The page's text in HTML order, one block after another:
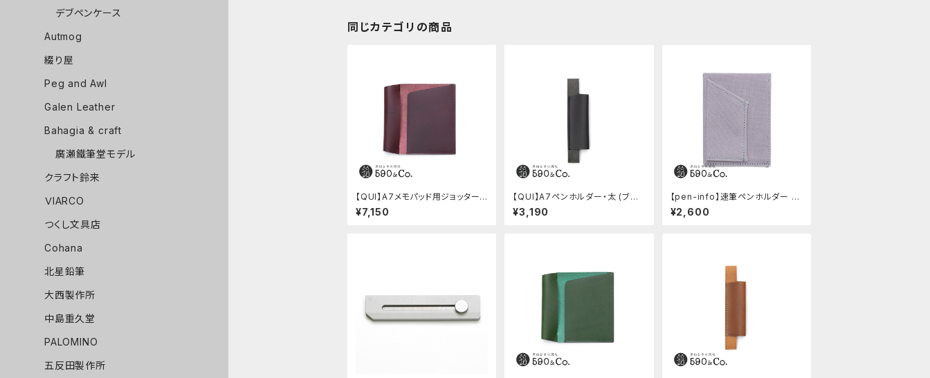
同じカテゴリの商品
【QUI】A7メモパッド用ジョッター・
ブッテーロ (ワイン)
¥7,150
【QUI】A7ペンホルダー・太 (ブラッ
ク)
¥3,190
【pen-info】速筆ペンホルダー A
7ノート＆メモ (ペールグレー)
¥2,600
デブペンケース
Autmog
綴り屋
Peg and Awl
Galen Leather
Bahagia & craft
廣瀬鐵筆堂モデル
クラフト鈴来
ＶIARCO
つくし文具店
Cohana
北星鉛筆
大西製作所
中島重久堂
PALOMINO
五反田製作所